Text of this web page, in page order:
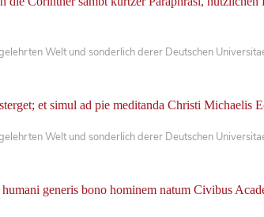
Welt und sonderlich derer Deutschen
et simul ad pie meditanda Christi Michaelis
Welt und sonderlich derer Deutschen
generis bono hominem natum Civibus